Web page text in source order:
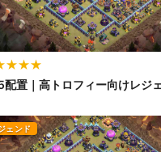
★★★
配置｜高トロフィー向けレジ
ェンド